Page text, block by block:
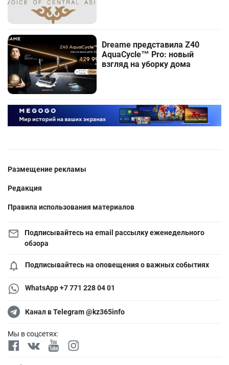
Dreame представила Z40
AquaCycle™ Pro: новый
взгляд на уборку дома
Размещение рекламы
Редакция
Правила использования материалов
Подписывайтесь на email рассылку еженедельного
обзора
Подписывайтесь на оповещения о важных событиях
WhatsApp +7 771 228 04 01
Канал в Telegram @kz365info
Мы в соцсетях: